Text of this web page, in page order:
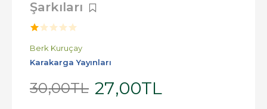
Şarkıları
Berk Kuruçay
Karakarga Yayınları
30,00TL 27,00TL